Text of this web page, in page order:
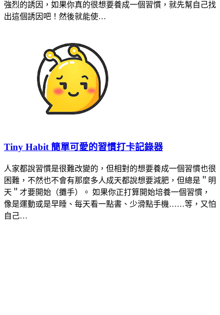
強烈的誘因，如果你真的很想要養成一個習慣，就先幫自己找
出這個誘因吧！然後就能使…
Tiny Habit 簡單可愛的習慣打卡記錄器
人家都說習慣是很難改變的，但相對的想要養成一個習慣也很
困難，不然也不會有那麼多人成天都說想要減肥，但總是＂明
天＂才要開始（攤手）。 如果你正打算開始培養一個習慣，
像是運動或是早睡、每天看一點書、少滑點手機……等，又怕
自己…